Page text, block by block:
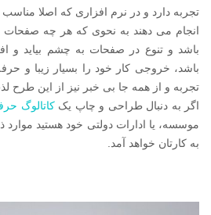
تجربه دارد و در نرم افزاری که اصلا
انجام می دهند به نحوی که هر چه صفحات
باشد و تنوع در صفحات به چشم بیاید و
باشد، خروجی کار خود را بسیار زیبا و
تجربه و از همه جا بی خبر نیز از این طرح
اگر به دنبال طراحی و چاپ یککاتالوگ
موسسه، یا ادارات دولتی خود هستید موارد
به کارتان خواهد آمد.